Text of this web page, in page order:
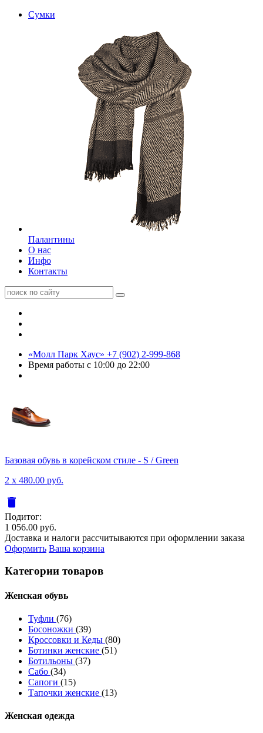
Сумки
Палантины
О нас
Инфо
Контакты
«Молл Парк Хаус» +7 (902) 2-999-868
Время работы с 10:00 до 22:00
Базовая обувь в корейском стиле - S / Green
2 x 480.00 руб.
delete
Подитог:
1 056.00 руб.
Доставка и налоги рассчитываются при оформлении заказа
Оформить Ваша корзина
Категории товаров
Женcкая обувь
Туфли (76)
Босоножки (39)
Кроссовки и Кеды (80)
Ботинки женские (51)
Ботильоны (37)
Сабо (34)
Сапоги (15)
Тапочки женские (13)
Женская одежда